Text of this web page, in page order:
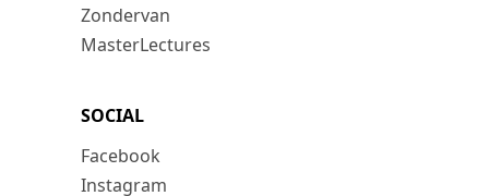
Zondervan
MasterLectures
SOCIAL
Facebook
Instagram